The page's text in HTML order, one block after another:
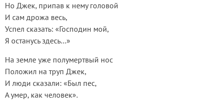
Но Джек, припав к нему головой
И сам дрожа весь,
Успел сказать: «Господин мой,
Я останусь здесь…»
На земле уже полумертвый нос
Положил на труп Джек,
И люди сказали: «Был пес,
А умер, как человек».